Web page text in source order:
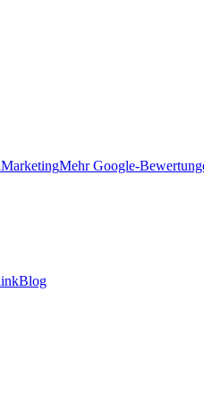
MarketingMehr Google-
Blog